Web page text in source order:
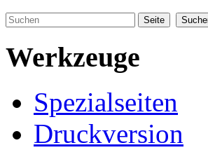
Werkzeuge
Spezialseiten
Druckversion